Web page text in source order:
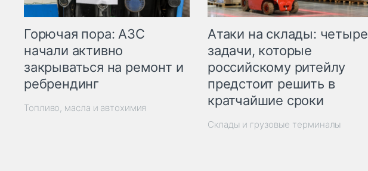
Горючая пора: АЗС
начали активно
закрываться на ремонт и
ребрендинг
Топливо, масла и автохимия
Атаки на склады: четыре
задачи, которые
российскому ритейлу
предстоит решить в
кратчайшие сроки
Склады и грузовые терминалы